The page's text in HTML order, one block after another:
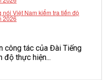
Việt Nam kiểm tra tiến độ
2026
công tác của Đài Tiếng
độ thực hiện...